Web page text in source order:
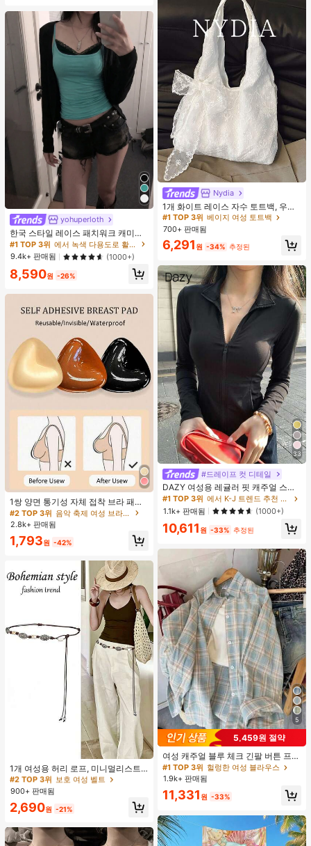
yohuperloth
한국 스타일 레이스 패치워크 캐미솔
탱크 탑, Y2K 에스테틱, 스트리트웨어
캐주얼 여름
#1 TOP 3위
에서 녹색 다용도로 활용 가능한 데일리 탑
9.4k+ 판매됨
(1000+)
8,590원 -26%
1쌍 양면 통기성 자체 접착 브라 패드,
두꺼워진 삼각형 푸쉬업 디자인, 재사
용 가능, 보이지 않는 비키니 브라 삽
입물, 수영에 적합
#2 TOP 3위
음악 축제 여성 브라 액세서리
2.8k+ 판매됨
1,793원 -42%
1개 여성용 허리 로프, 미니멀리스트
보헤미안 패션 매듭 허리 벨트, 드레
스, 캐주얼 팬츠와 함께 일상 착용에
적합한 장식용 허리 액세서리
보호 여성 벨트
거의 매진!
#2 TOP 3위 보호 여성 벨트
거의 매진!
#2 TOP 3위 보호 여성 벨트
거의 매진!
#2 TOP 3위
보호 여성 벨트
거의 매진!
900+ 판매됨
2,690원 -21%
Nydia
1개 화이트 레이스 자수 토트백, 우아
한 리본 숄더백, 로맨틱 대용량 여성
데일리 쇼핑 여행 핸드백
#1 TOP 3위 베이지 여성 토트백
거의 매진!
#1 TOP 3위 베이지 여성 토트백
거의 매진!
#1 TOP 3위 베이지 여성 토트백
거의 매진!
#1 TOP 3위
베이지 여성 토트백
700+ 판매됨
6,291 원 -34% 추정된
33
#드레이프 컷 디테일
DAZY 여성용 레귤러 핏 캐주얼 스포
츠 지퍼업 봄버 재킷, 봄, 가을 여성 의
류 여성 코트
#1 TOP 3위
에서 K-J 트렌드 추천 상품 여성 아우터웨어
1.1k+ 판매됨
(1000+)
10,611 원 -33% 추정된
5
5,459원 절약
여성 캐주얼 블루 체크 긴팔 버튼 프론
트 폴리에스터 셔츠, 레귤러 핏, 봄 의
류, 편안한 스타일
#1 TOP 3위 헐렁한 여성 블라우스
1.9k+ 판매됨
11,331 원 -33%